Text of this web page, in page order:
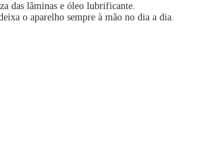
das lâminas e óleo lubrificante.
o aparelho sempre à mão no dia a dia.